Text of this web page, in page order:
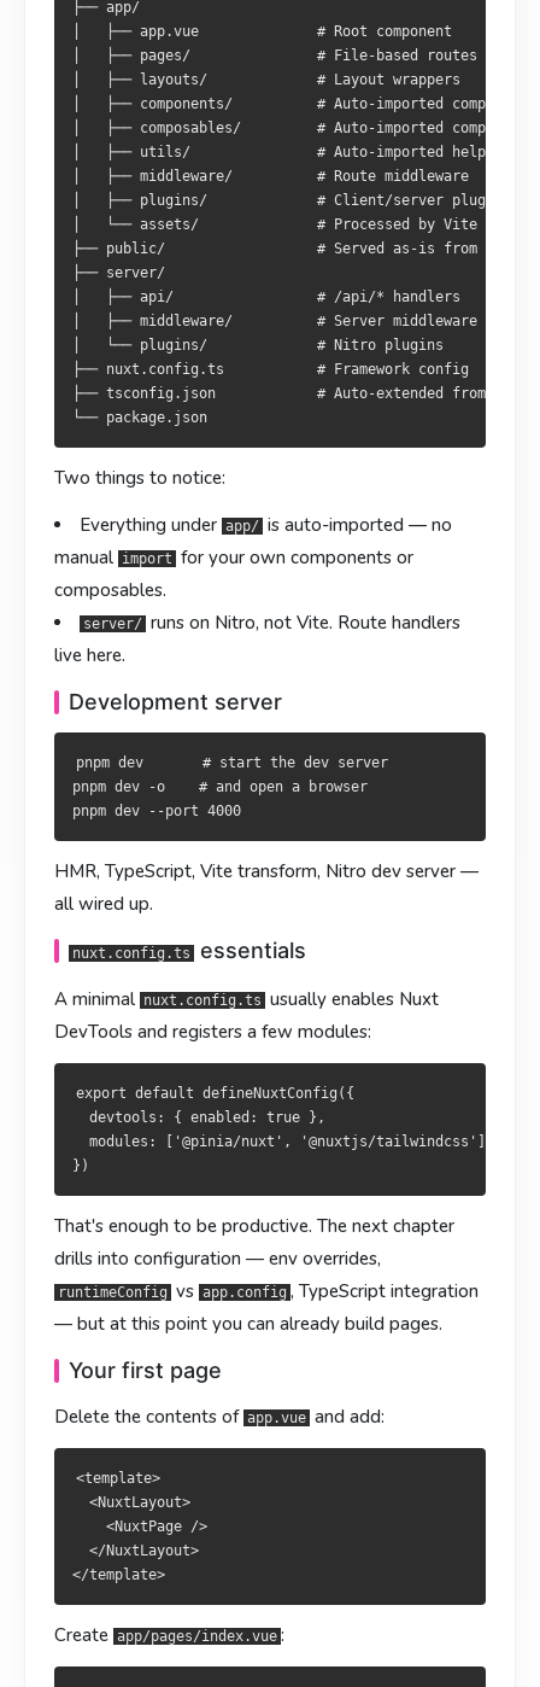
├── server/
│   ├── api/                 # /api/* 接口
│   ├── middleware/          # 服务端中间件
│   └── plugins/             # Nitro 插件
├── nuxt.config.ts           # 框架配置
├── tsconfig.json            # 从 .nuxt/ 继承
两点特别要记住：
app/ 下的所有内容都被自动导入
composable 都不需要写
server/ 跑在 Nitro 上，不是 Vite。服务端接口都写在这里。
开发服务器
pnpm dev              # 启动 dev 服务器
HMR、TypeScript、Vite、Nitro dev server 全部自动配好。
nuxt.config.ts
最小 nuxt.config.ts
export default defineNuxtConfig({
  devtools: { enabled: true },
  modules: ['@pinia/nuxt', '@nuxtjs/tailwindcss'],
这点配置就足够开工了。下一章会细讲环境变量覆盖、
runtimeConfig 与 app.config 区别、TypeScript 集成等内容，
但到这一步已经可以写页面。
写下第一页
app.vue 改成：
  <NuxtLayout>
    <NuxtPage />
  </NuxtLayout>
新建 app/pages/index.vue
  <section>
    <h1>Hello Nuxt 4</h1>
  </section>
路由完全由
├── server/
│   ├── api/                 # /api/* 端點
│   ├── middleware/          # 伺服器中介層
│   └── plugins/             # Nitro 外掛
├── nuxt.config.ts           # 框架設定
├── tsconfig.json            # 由 .nuxt/ 繼承
兩點必須記住：
app/ 下的內容皆自動匯入
毋須手動
import 。
server/ 執行於 Nitro而非 Vite，伺服器端點都寫於此。
開發伺服器
pnpm dev              # 啟動 dev 伺服器
HMR、TypeScript、Vite、Nitro dev server 全數自動就位。
nuxt.config.ts
最簡 nuxt.config.ts
export default defineNuxtConfig({
  devtools: { enabled: true },
  modules: ['@pinia/nuxt', '@nuxtjs/tailwindcss'],
這樣便足以開工。下一章會詳述環境變數覆寫、 runtimeConfig
app.config 的分別、TypeScript 整合等細節，不過目前已可
開始寫頁面。
寫下第一頁
app.vue 改為：
  <NuxtLayout>
    <NuxtPage />
  </NuxtLayout>
新建 app/pages/index.vue
  <section>
    <h1>Hello Nuxt 4</h1>
  </section>
路由完全由
├── app/
│   ├── app.vue              # Root component
│   ├── pages/               # File-based routes
│   ├── layouts/             # Layout wrappers
│   ├── components/          # Auto-imported components
│   ├── composables/         # Auto-imported
│   ├── utils/               # Auto-imported helpers
│   ├── middleware/          # Route middleware
│   ├── plugins/             # Client/server plugins
│   └── assets/              # Processed by Vite
├── public/                  # Served as-is from /
├── server/
│   ├── api/                 # /api/* handlers
│   ├── middleware/          # Server middleware
│   └── plugins/             # Nitro plugins
├── nuxt.config.ts           # Framework config
├── tsconfig.json            # Auto-extended from
Two things to notice:
Everything under app/ is auto-imported — no
manual import for your own components or
composables.
server/ runs on Nitro, not Vite. Route handlers
live here.
Development server
pnpm dev       # start the dev server
pnpm dev -o    # and open a browser
HMR, TypeScript, Vite transform, Nitro dev server —
all wired up.
nuxt.config.ts essentials
A minimal nuxt.config.ts usually enables Nuxt
DevTools and registers a few modules:
export default defineNuxtConfig({
  devtools: { enabled: true },
  modules: ['@pinia/nuxt', '@nuxtjs/tailwindcss'],
That's enough to be productive. The next chapter
drills into configuration — env overrides,
runtimeConfig vs app.config , TypeScript integration
— but at this point you can already build pages.
Your first page
Delete the contents of app.vue and add:
<template>
  <NuxtLayout>
    <NuxtPage />
  </NuxtLayout>
Create app/pages/index.vue :